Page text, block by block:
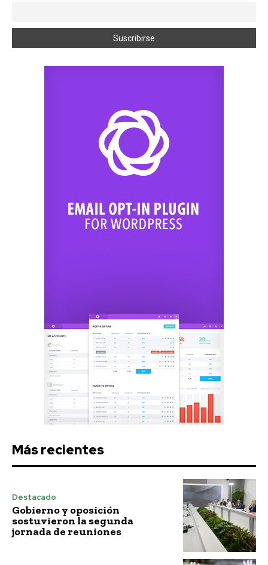
Más recientes
Destacado
Gobierno y oposición
sostuvieron la segunda
jornada de reuniones